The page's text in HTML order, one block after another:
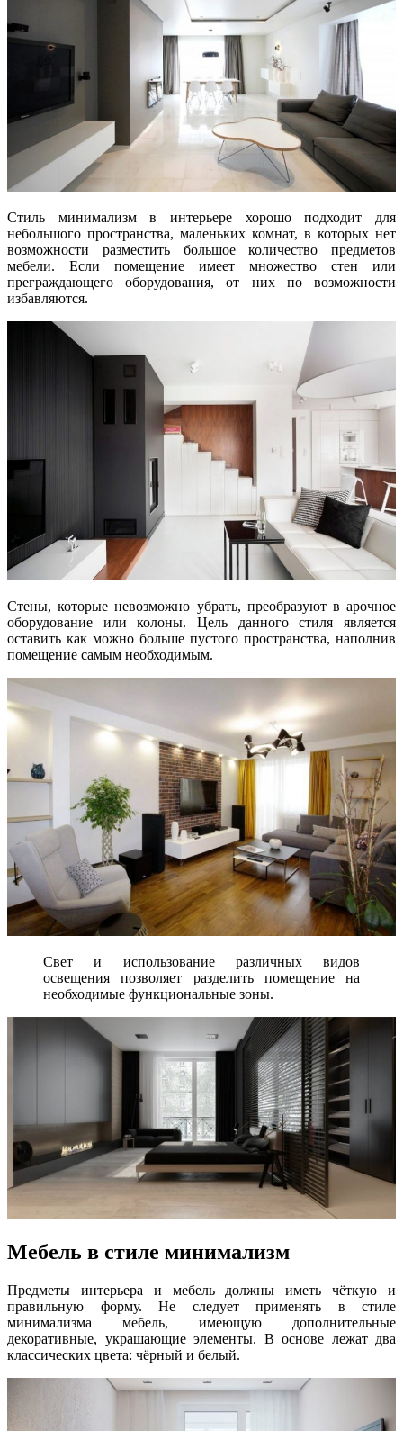
Стиль минимализм в интерьере хорошо подходит для
небольшого пространства, маленьких комнат, в которых нет
возможности разместить большое количество предметов
мебели. Если помещение имеет множество стен или
преграждающего оборудования, от них по возможности
избавляются.
Стены, которые невозможно убрать, преобразуют в арочное
оборудование или колоны. Цель данного стиля является
оставить как можно больше пустого пространства, наполнив
помещение самым необходимым.
Свет и использование различных видов
освещения позволяет разделить помещение на
необходимые функциональные зоны.
Мебель в стиле минимализм
Предметы интерьера и мебель должны иметь чёткую и
правильную форму. Не следует применять в стиле
минимализма мебель, имеющую дополнительные
декоративные, украшающие элементы. В основе лежат два
классических цвета: чёрный и белый.